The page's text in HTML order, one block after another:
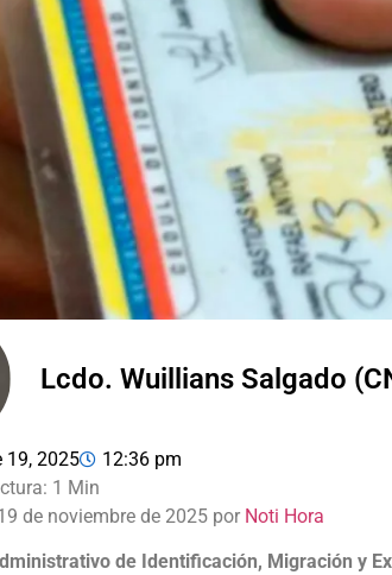
Lcdo. Wuillians Salgado
19, 2025 12:36 pm
de noviembre de 2025 por Noti Hora
de Identificación, Migración y